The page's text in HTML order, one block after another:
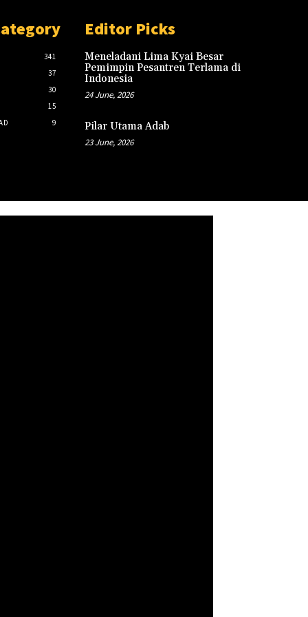
341
37
30
15
9
Editor Picks
Meneladani Lima Kyai Besar
Pemimpin Pesantren Terlama di
Indonesia
24 June, 2026
Pilar Utama Adab
23 June, 2026